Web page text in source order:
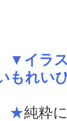
▼イラ
もれい
★純粋